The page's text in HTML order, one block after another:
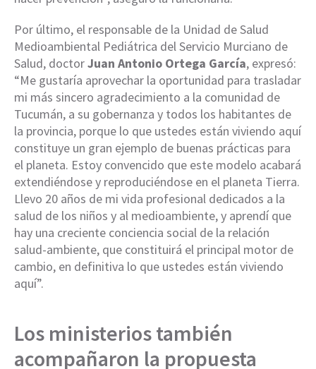
Por último, el responsable de la Unidad de Salud
Medioambiental Pediátrica del Servicio Murciano de
Salud, doctorJuan Antonio Ortega García, expresó:
“Me gustaría aprovechar la oportunidad para trasladar
mi más sincero agradecimiento a la comunidad de
Tucumán, a su gobernanza y todos los habitantes de
la provincia, porque lo que ustedes están viviendo aquí
constituye un gran ejemplo de buenas prácticas para
el planeta. Estoy convencido que este modelo acabará
extendiéndose y reproduciéndose en el planeta Tierra.
Llevo 20 años de mi vida profesional dedicados a la
salud de los niños y al medioambiente, y aprendí que
hay una creciente conciencia social de la relación
salud-ambiente, que constituirá el principal motor de
cambio, en definitiva lo que ustedes están viviendo
aquí”.
Los ministerios también
acompañaron la propuesta